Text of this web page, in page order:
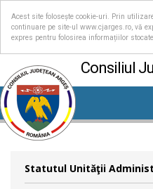
Acest site folosește cookie-uri. Prin
continuare pe site-ul www.cjarges.ro, vă
expres pentru folosirea informațiilor
Consiliul
Statutul Unităţii